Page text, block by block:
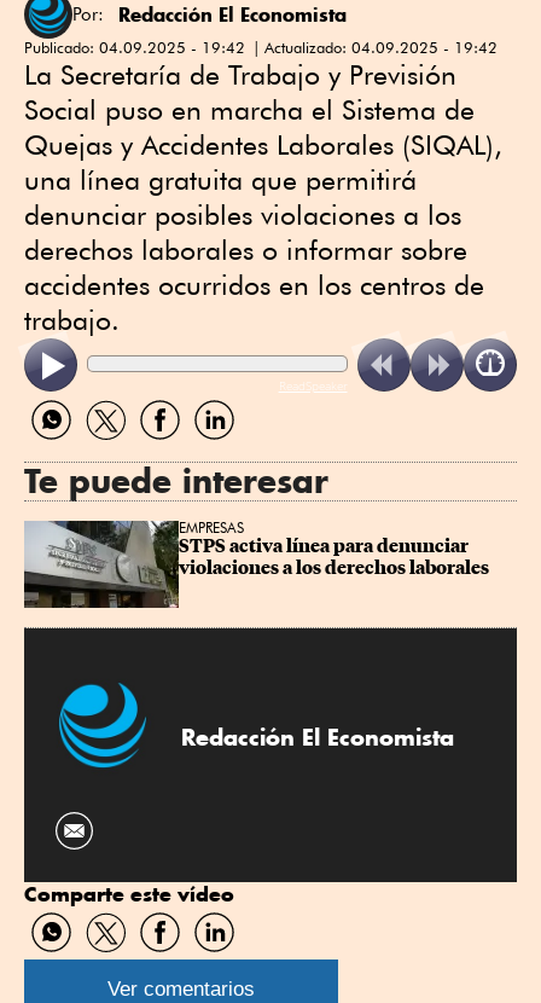
Por: Redacción El Economista
Publicado: 04.09.2025 - 19:42 Actualizado: 04.09.2025 - 19:42
La Secretaría de Trabajo y Previsión
Social puso en marcha el Sistema de
Quejas y Accidentes Laborales (SIQAL),
una línea gratuita que permitirá
denunciar posibles violaciones a los
derechos laborales o informar sobre
accidentes ocurridos en los centros de
trabajo.
ReadSpeaker
Compartir
por
Compartir
por
Compartir
por
Compartir
por
Te puede interesar
EMPRESAS
STPS activa línea para denunciar
violaciones a los derechos laborales
Redacción El Economista
Comparte este vídeo
Compartir
por
WhatsApp
Compartir
por
Twitter
Compartir
por
Facebook
Compartir
por
Linkedin
Ver comentarios